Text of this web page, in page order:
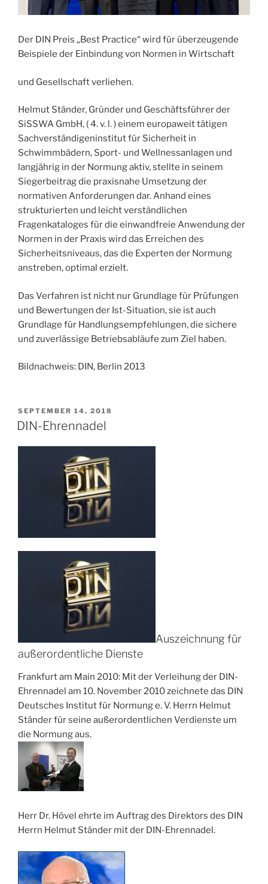
Der DIN Preis „Best Practice“ wird für überzeugende
Beispiele der Einbindung von Normen in Wirtschaft
und Gesellschaft verliehen.
Helmut Ständer, Gründer und Geschäftsführer der
SiSSWA GmbH, ( 4. v. l. ) einem europaweit tätigen
Sachverständigeninstitut für Sicherheit in
Schwimmbädern, Sport- und Wellnessanlagen und
langjährig in der Normung aktiv, stellte in seinem
Siegerbeitrag die praxisnahe Umsetzung der
normativen Anforderungen dar. Anhand eines
strukturierten und leicht verständlichen
Fragenkataloges für die einwandfreie Anwendung der
Normen in der Praxis wird das Erreichen des
Sicherheitsniveaus, das die Experten der Normung
anstreben, optimal erzielt.
Das Verfahren ist nicht nur Grundlage für Prüfungen
und Bewertungen der Ist-Situation, sie ist auch
Grundlage für Handlungsempfehlungen, die sichere
und zuverlässige Betriebsabläufe zum Ziel haben.
Bildnachweis: DIN, Berlin 2013
SEPTEMBER 14, 2018
DIN-Ehrennadel
Auszeichnung für
außerordentliche Dienste
Frankfurt am Main 2010: Mit der Verleihung der DIN-
Ehrennadel am 10. November 2010 zeichnete das DIN
Deutsches Institut für Normung e. V. Herrn Helmut
Ständer für seine außerordentlichen Verdienste um
die Normung aus.
Herr Dr. Hövel ehrte im Auftrag des Direktors des DIN
Herrn Helmut Ständer mit der DIN-Ehrennadel.